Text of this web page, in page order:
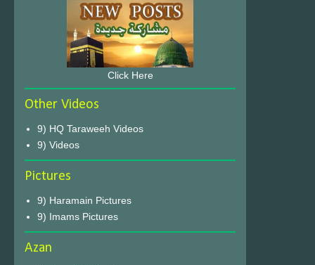
Click Here
Other Videos
9) HQ Taraweeh Videos
9) Videos
Pictures
9) Haramain Pictures
9) Imams Pictures
Azan